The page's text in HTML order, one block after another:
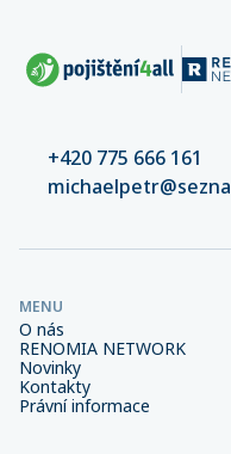
+420 775 666 161
MENU
O nás
RENOMIA NETWORK
Novinky
Kontakty
Právní informace